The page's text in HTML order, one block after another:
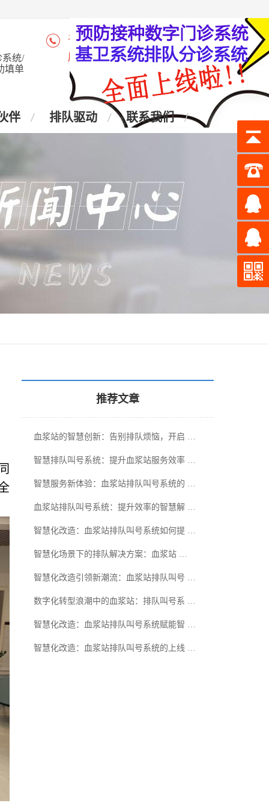
系统/
填单
咨询热线：4006-028-965
座 机：028-87438905
伴 排队驱动 联系我们
推荐文章
血浆站的智慧创新：告别排队烦恼，开启 …
智慧排队叫号系统：提升血浆站服务效率 …
智慧服务新体验：血浆站排队叫号系统的 …
血浆站排队叫号系统：提升效率的智慧解 …
智慧化改造：血浆站排队叫号系统如何提 …
智慧化场景下的排队解决方案：血浆站 …
智慧化改造引领新潮流：血浆站排队叫号 …
数字化转型浪潮中的血浆站：排队叫号系 …
智慧化改造：血浆站排队叫号系统赋能智 …
智慧化改造：血浆站排队叫号系统的上线 …